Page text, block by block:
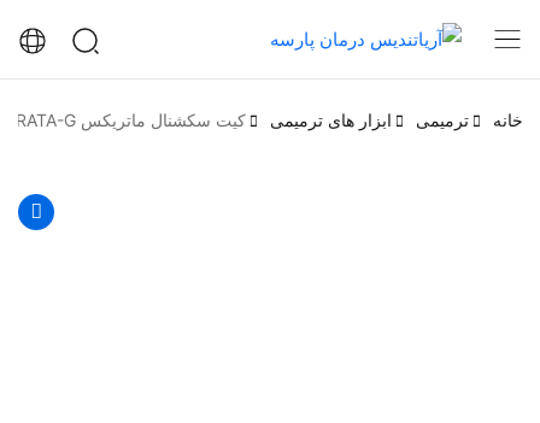
خانه ترمیمی ابزار های ترمیمی کیت سکشنال ماتریکس STRATA-G